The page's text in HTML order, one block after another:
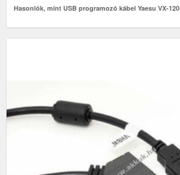
Hasonlók, mint USB programozó kábel Yaesu VX-120